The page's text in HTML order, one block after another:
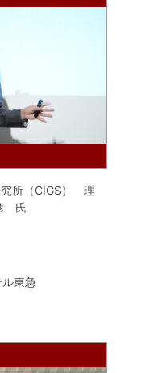
究所（CIGS） 理
氏
東急